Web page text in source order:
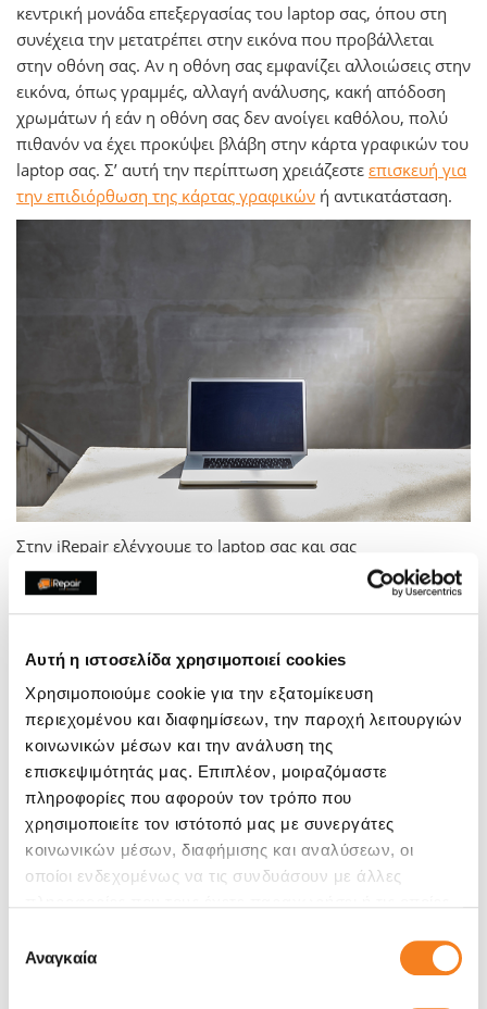
Αυτή η ιστοσελίδα χρησιμοποιεί cookies
Χρησιμοποιούμε cookie για την εξατομίκευση
περιεχομένου και διαφημίσεων, την παροχή λειτουργιών
κοινωνικών μέσων και την ανάλυση της
επισκεψιμότητάς μας. Επιπλέον, μοιραζόμαστε
πληροφορίες που αφορούν τον τρόπο που
χρησιμοποιείτε τον ιστότοπό μας με συνεργάτες
κοινωνικών μέσων, διαφήμισης και αναλύσεων, οι
οποίοι ενδεχομένως να τις συνδυάσουν με άλλες
των υπηρεσιών τους.
συγκατάθεσης
Αναγκαία
κεντρική μονάδα επεξεργασίας του laptop σας, όπου στη
συνέχεια την μετατρέπει στην εικόνα που προβάλλεται
στην οθόνη σας. Αν η οθόνη σας εμφανίζει αλλοιώσεις στην
εικόνα, όπως γραμμές, αλλαγή ανάλυσης, κακή απόδοση
χρωμάτων ή εάν η οθόνη σας δεν ανοίγει καθόλου, πολύ
πιθανόν να έχει προκύψει βλάβη στην κάρτα γραφικών του
laptop σας. Σ’ αυτή την περίπτωση χρειάζεστε επισκευή για
την επιδιόρθωση της κάρτας γραφικών ή αντικατάσταση.
Στην iRepair ελέγχουμε το laptop σας και σας
ενημερώνουμε άμεσα για το είδος του προβλήματος, τον
χρόνο και το κόστος επισκευής. Ένας έμπειρος τεχνικός της
διασφαλίζοντας τη σωστή του λειτουργία.